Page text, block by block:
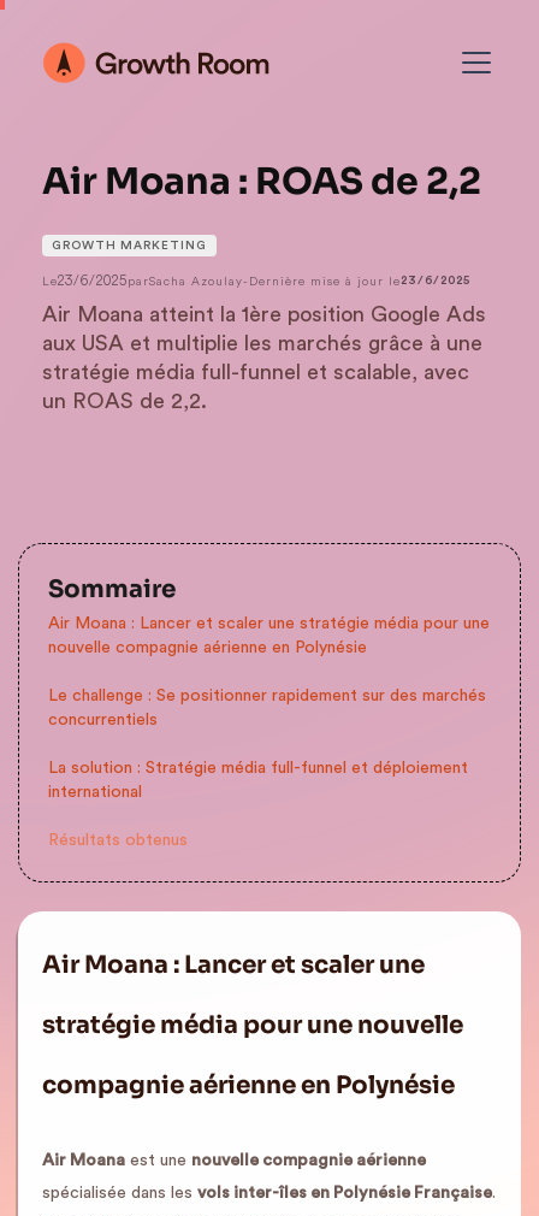
Air Moana : ROAS de 2,2
GROWTH MARKETING
Le23/6/2025parSacha Azoulay- Dernière mise à jour le 23/6/2025
Air Moana atteint la 1ère position Google Ads
aux USA et multiplie les marchés grâce à une
stratégie média full-funnel et scalable, avec
un ROAS de 2,2.
Sommaire
Air Moana : Lancer et scaler une stratégie média pour une
nouvelle compagnie aérienne en Polynésie
Le challenge : Se positionner rapidement sur des marchés
concurrentiels
La solution : Stratégie média full-funnel et déploiement
international
Résultats obtenus
Air Moana : Lancer et scaler une
stratégie média pour une nouvelle
compagnie aérienne en Polynésie
Air Moana est une nouvelle compagnie aérienne
spécialisée dans les vols inter-îles en Polynésie Française.